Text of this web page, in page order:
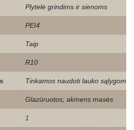
Plytelė grindims ir sienoms
PEI4
Taip
R10
Tinkamos naudoti lauko sąlygom
Glazūruotos; akmens masės
1